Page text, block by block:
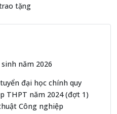
tặng
năm 2026
đại học chính quy
THPT năm 2024 (đợt 1)
Công nghiệp